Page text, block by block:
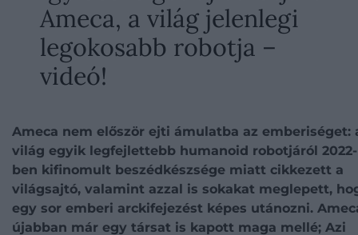
Ameca, a világ jelenlegi
legokosabb robotja –
videó!
Ameca nem először ejti ámulatba az emberiséget:
világ egyik legfejlettebb humanoid robotjáról 2022-
ben kifinomult beszédkészsége miatt cikkezett a
világsajtó, valamint azzal is sokakat meglepett,
egy sor emberi arckifejezést képes utánozni.
újabban már egy társat is kapott maga mellé; Azi